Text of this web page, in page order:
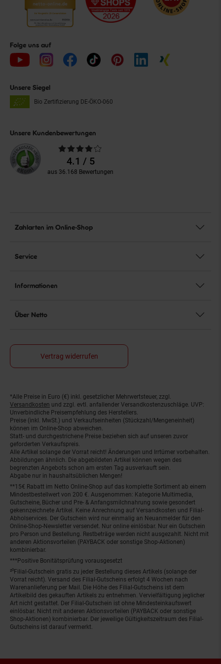
Folge uns auf
Unsere Siegel
Bio Zertifizierung DE-ÖKO-060
Unsere Kundenbewertungen
Durchschnittliche
Bewertungen4.1 / 5
aus 36.168 Bewertungen
Zahlarten im Online-Shop
Service
Informationen
Über Netto
Vertrag widerrufen
Fußnoten
*Alle Preise in Euro (€) inkl. gesetzlicher Mehrwertsteuer, zzgl.
Versandkosten und zzgl. evtl. anfallender Versandkostenzuschläge. UVP:
Unverbindliche Preisempfehlung des Herstellers.
Preise (inkl. MwSt.) und Verkaufseinheiten (Stückzahl/Mengeneinheit)
können im Online-Shop abweichen.
Statt- und durchgestrichene Preise beziehen sich auf unseren zuvor
geforderten Verkaufspreis.
Alle Artikel solange der Vorrat reicht! Änderungen und Irrtümer vorbehalten.
Abbildungen ähnlich. Die abgebildeten Artikel können wegen des
begrenzten Angebots schon am ersten Tag ausverkauft sein.
Abgabe nur in haushaltsüblichen Mengen!
**15€ Rabatt im Netto Online-Shop auf das komplette Sortiment ab einem
Mindestbestellwert von 200 €. Ausgenommen: Kategorie Multimedia,
Gutscheine, Bücher und Pre- & Anfangsmilchnahrung sowie gesondert
gekennzeichnete Artikel. Keine Anrechnung auf Versandkosten und Filial-
Abholservices. Der Gutschein wird nur einmalig an Neuanmelder für den
Online-Shop-Newsletter versendet. Nur online einlösbar. Nur ein Gutschein
pro Person und Bestellung. Restbeträge werden nicht ausgezahlt. Nicht mit
anderen Aktionsvorteilen (PAYBACK oder sonstige Shop-Aktionen)
kombinierbar.
***Positive Bonitätsprüfung vorausgesetzt
²⁰Filial-Gutschein gratis zu jeder Bestellung dieses Artikels (solange der
Vorrat reicht). Versand des Filial-Gutscheins erfolgt 4 Wochen nach
Warenanlieferung per Mail. Die Höhe des Filial-Gutscheins ist dem
Artikelbild des gekauften Artikels zu entnehmen. Vervielfältigung jeglicher
Art nicht gestattet. Der Filial-Gutschein ist ohne Mindesteinkaufswert
einlösbar. Nicht mit anderen Aktionsvorteilen (PAYBACK oder sonstige
Shop-Aktionen) kombinierbar. Der jeweilige Gültigkeitszeitraum des Filial-
Gutscheins ist darauf vermerkt.